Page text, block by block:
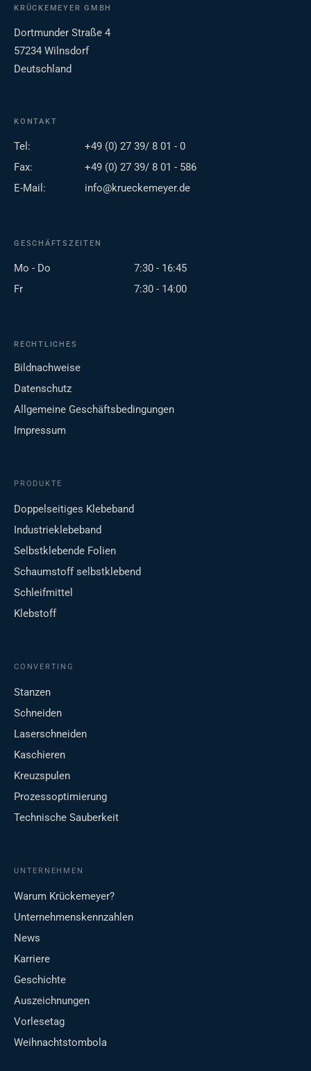
KRÜCKEMEYER GMBH
Dortmunder Straße 4
57234 Wilnsdorf
Deutschland
KONTAKT
Tel:
+49 (0) 27 39/ 8 01 - 0
Fax:
+49 (0) 27 39/ 8 01 - 586
E-Mail:
info@krueckemeyer.de
GESCHÄFTSZEITEN
Mo - Do
7:30 - 16:45
Fr
7:30 - 14:00
RECHTLICHES
Bildnachweise
Datenschutz
Allgemeine Geschäftsbedingungen
Impressum
PRODUKTE
Doppelseitiges Klebeband
Industrieklebeband
Selbstklebende Folien
Schaumstoff selbstklebend
Schleifmittel
Klebstoff
CONVERTING
Stanzen
Schneiden
Laserschneiden
Kaschieren
Kreuzspulen
Prozessoptimierung
Technische Sauberkeit
UNTERNEHMEN
Warum Krückemeyer?
Unternehmenskennzahlen
News
Karriere
Geschichte
Auszeichnungen
Vorlesetag
Weihnachtstombola